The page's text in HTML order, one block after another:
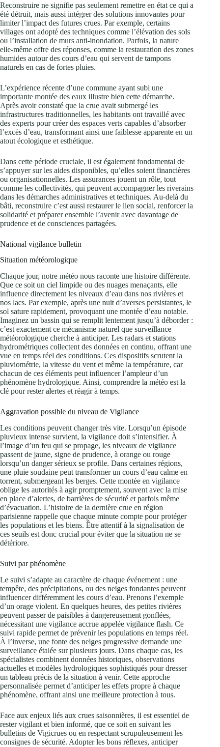
Reconstruire ne signifie pas seulement remettre en état ce qui a
été détruit, mais aussi intégrer des solutions innovantes pour
limiter l’impact des futures crues. Par exemple, certains
villages ont adopté des techniques comme l’élévation des sols
ou l’installation de murs anti-inondation. Parfois, la nature
elle-même offre des réponses, comme la restauration des zones
humides autour des cours d’eau qui servent de tampons
naturels en cas de fortes pluies.
L’expérience récente d’une commune ayant subi une
importante montée des eaux illustre bien cette démarche.
Après avoir constaté que la crue avait submergé les
infrastructures traditionnelles, les habitants ont travaillé avec
des experts pour créer des espaces verts capables d’absorber
l’excès d’eau, transformant ainsi une faiblesse apparente en un
atout écologique et esthétique.
Dans cette période cruciale, il est également fondamental de
s’appuyer sur les aides disponibles, qu’elles soient financières
ou organisationnelles. Les assurances jouent un rôle, tout
comme les collectivités, qui peuvent accompagner les riverains
dans les démarches administratives et techniques. Au-delà du
bâti, reconstruire c’est aussi restaurer le lien social, renforcer la
solidarité et préparer ensemble l’avenir avec davantage de
prudence et de consciences partagées.
National vigilance bulletin
Situation météorologique
Chaque jour, notre météo nous raconte une histoire différente.
Que ce soit un ciel limpide ou des nuages menaçants, elle
influence directement les niveaux d’eau dans nos rivières et
nos lacs. Par exemple, après une nuit d’averses persistantes, le
sol sature rapidement, provoquant une montée d’eau notable.
Imaginez un bassin qui se remplit lentement jusqu’à déborder :
c’est exactement ce mécanisme naturel que surveillance
météorologique cherche à anticiper. Les radars et stations
hydrométriques collectent des données en continu, offrant une
vue en temps réel des conditions. Ces dispositifs scrutent la
pluviométrie, la vitesse du vent et même la température, car
chacun de ces éléments peut influencer l’ampleur d’un
phénomène hydrologique. Ainsi, comprendre la météo est la
clé pour rester alertes et réagir à temps.
Aggravation possible du niveau de Vigilance
Les conditions peuvent changer très vite. Lorsqu’un épisode
pluvieux intense survient, la vigilance doit s’intensifier. À
l’image d’un feu qui se propage, les niveaux de vigilance
passent de jaune, signe de prudence, à orange ou rouge
lorsqu’un danger sérieux se profile. Dans certaines régions,
une pluie soudaine peut transformer un cours d’eau calme en
torrent, submergeant les berges. Cette montée en vigilance
oblige les autorités à agir promptement, souvent avec la mise
en place d’alertes, de barrières de sécurité et parfois même
d’évacuation. L’histoire de la dernière crue en région
parisienne rappelle que chaque minute compte pour protéger
les populations et les biens. Être attentif à la signalisation de
ces seuils est donc crucial pour éviter que la situation ne se
détériore.
Suivi par phénomène
Le suivi s’adapte au caractère de chaque événement : une
tempête, des précipitations, ou des neiges fondantes peuvent
influencer différemment les cours d’eau. Prenons l’exemple
d’un orage violent. En quelques heures, des petites rivières
peuvent passer de paisibles à dangereusement gonflées,
nécessitant une vigilance accrue appelée vigilance flash. Ce
suivi rapide permet de prévenir les populations en temps réel.
À l’inverse, une fonte des neiges progressive demande une
surveillance étalée sur plusieurs jours. Dans chaque cas, les
spécialistes combinent données historiques, observations
actuelles et modèles hydrologiques sophistiqués pour dresser
un tableau précis de la situation à venir. Cette approche
personnalisée permet d’anticiper les effets propre à chaque
phénomène, offrant ainsi une meilleure protection à tous.
Face aux enjeux liés aux crues saisonnières, il est essentiel de
rester vigilant et bien informé, que ce soit en suivant les
bulletins de Vigicrues ou en respectant scrupuleusement les
consignes de sécurité. Adopter les bons réflexes, anticiper